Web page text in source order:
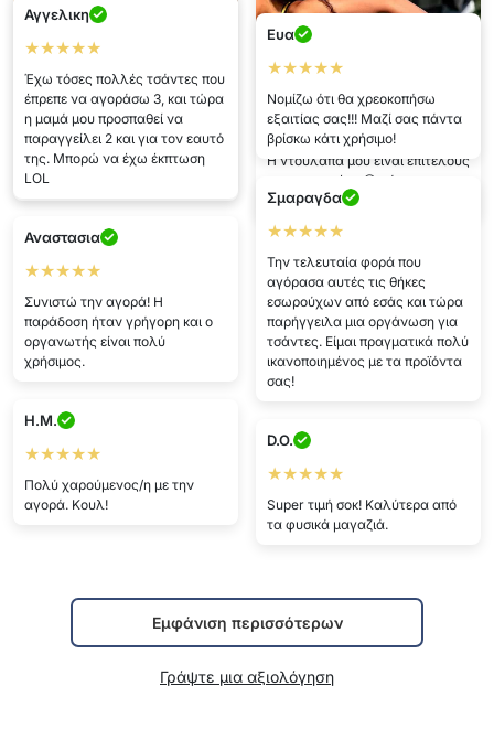
γιατί δεν το αγόρασα
Η ντουλάπα μου είναι επιτέλους
τακτοποιημένη 😊 χάρη στο
της. Μπορώ να έχω έκπτωση
Σμαραγδα
Την τελευταία φορά που
αγόρασα αυτές τις θήκες
παρήγγειλα μια οργάνωση για
τσάντες. Είμαι πραγματικά πολύ
σας!
Αναστασια
★★★★★
Συνιστώ την αγορά! Η
παράδοση ήταν γρήγορη και ο
H.M.
★★★★★
Πολύ χαρούμενος/η με την
αγορά. Κουλ!
D.O.
★★★★★
Super τιμή σοκ! Καλύτερα από
τα φυσικά μαγαζιά.
Εμφάνιση περισσότερων
Γράψτε μια αξιολόγηση
Τεχνικές λεπτομέρειες
Το πακέτο περιλαμβάνει: